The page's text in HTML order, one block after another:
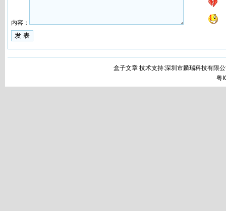
内容：
盒子文章 技术支持:深圳市麟瑞科技有限
粤